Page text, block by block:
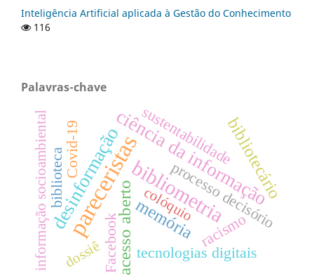
Inteligência Artificial aplicada à Gestão do Conhecimento
116
Palavras-chave
pareceristasbibliometria
ciência da informação
desinformaçãoacesso aberto
bibliotecário
memóriaprocesso decisório
Facebook racismo
biblioteca
sustentabilidade
tecnologias digitais
Covid-19
informação socioambiental dossiê
colóquio